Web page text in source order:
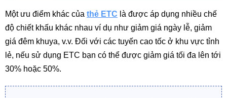
Một ưu điểm khác của thẻ ETC là được áp dụng nhiều chế
độ chiết khấu khác nhau ví dụ như giảm giá ngày lễ, giảm
giá đêm khuya, v.v. Đối với các tuyến cao tốc ở khu vực tỉnh
lẻ, nếu sử dụng ETC bạn có thể được giảm giá tối đa lên tới
30% hoặc 50%.